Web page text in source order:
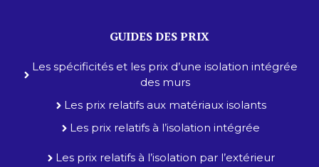
GUIDES DES PRIX
Les spécificités et les prix d’une isolation intégrée
des murs
Les prix relatifs aux matériaux isolants
Les prix relatifs à l’isolation intégrée
Les prix relatifs à l’isolation par l’extérieur